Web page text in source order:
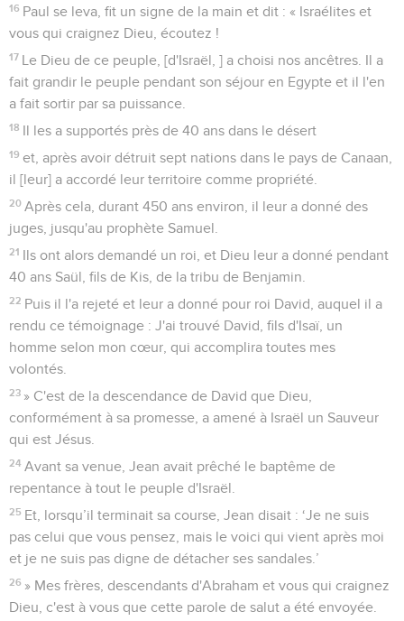
16 Paul se leva, fit un signe de la main et dit : « Israélites et
vous qui craignez Dieu, écoutez !
17 Le Dieu de ce peuple, [d'Israël, ] a choisi nos ancêtres. Il a
fait grandir le peuple pendant son séjour en Egypte et il l'en
a fait sortir par sa puissance.
18 Il les a supportés près de 40 ans dans le désert
19 et, après avoir détruit sept nations dans le pays de Canaan,
il [leur] a accordé leur territoire comme propriété.
20 Après cela, durant 450 ans environ, il leur a donné des
juges, jusqu'au prophète Samuel.
21 Ils ont alors demandé un roi, et Dieu leur a donné pendant
40 ans Saül, fils de Kis, de la tribu de Benjamin.
22 Puis il l'a rejeté et leur a donné pour roi David, auquel il a
rendu ce témoignage : J'ai trouvé David, fils d'Isaï, un
homme selon mon cœur, qui accomplira toutes mes
volontés.
23 » C'est de la descendance de David que Dieu,
conformément à sa promesse, a amené à Israël un Sauveur
qui est Jésus.
24 Avant sa venue, Jean avait prêché le baptême de
repentance à tout le peuple d'Israël.
25 Et, lorsqu’il terminait sa course, Jean disait : ‘Je ne suis
pas celui que vous pensez, mais le voici qui vient après moi
et je ne suis pas digne de détacher ses sandales.’
26 » Mes frères, descendants d'Abraham et vous qui craignez
Dieu, c'est à vous que cette parole de salut a été envoyée.